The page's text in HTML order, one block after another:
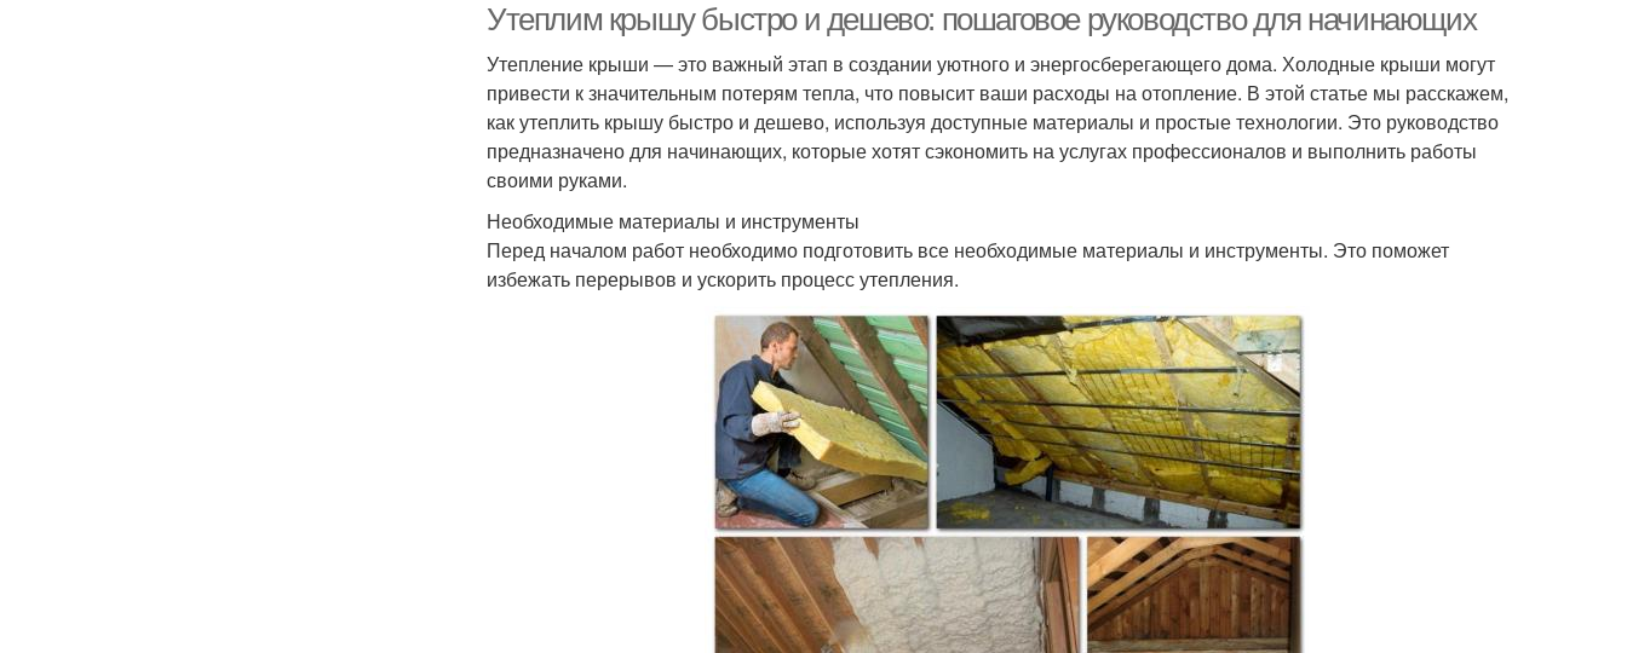
Утеплим крышу быстро и дешево: пошаговое руководство для начинающих
Утепление крыши — это важный этап в создании уютного и энергосберегающего дома. Холодные крыши могут
привести к значительным потерям тепла, что повысит ваши расходы на отопление. В этой статье мы расскажем,
как утеплить крышу быстро и дешево, используя доступные материалы и простые технологии. Это руководство
предназначено для начинающих, которые хотят сэкономить на услугах профессионалов и выполнить работы
своими руками.
Необходимые материалы и инструменты
Перед началом работ необходимо подготовить все необходимые материалы и инструменты. Это поможет
избежать перерывов и ускорить процесс утепления.